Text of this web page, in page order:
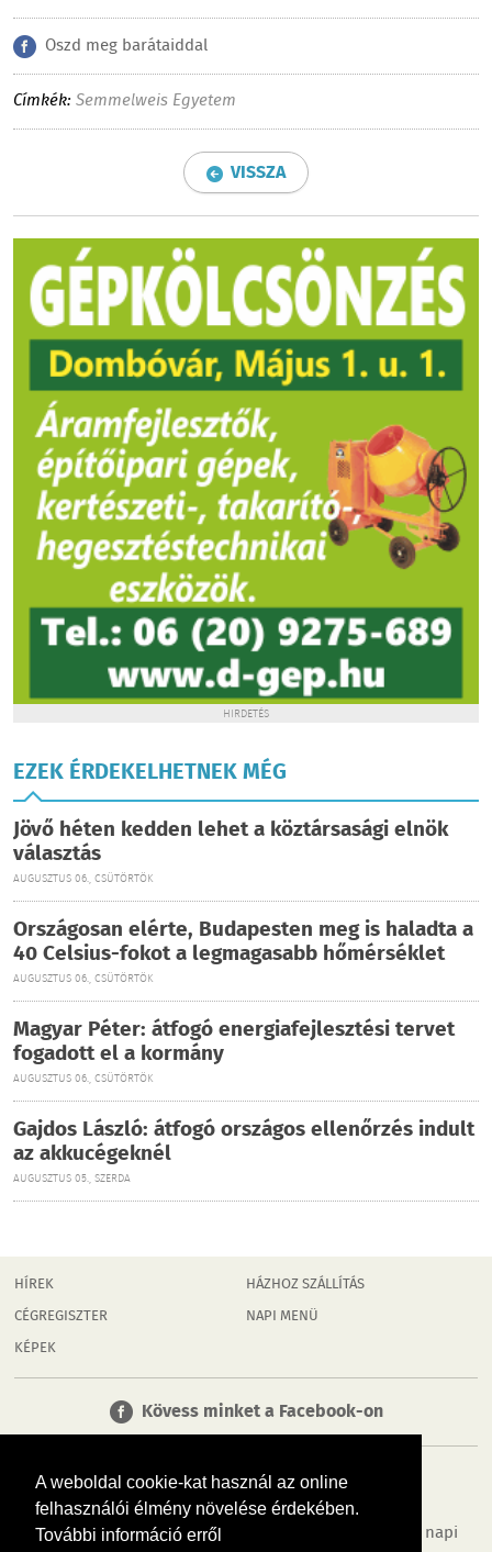
A weboldal cookie-kat használ az online
felhasználói élmény növelése érdekében.
További információ erről
Oszd meg barátaiddal
Címkék: Semmelweis Egyetem
VISSZA
HIRDETÉS
EZEK ÉRDEKELHETNEK MÉG
Jövő héten kedden lehet a köztársasági elnök
választás
AUGUSZTUS 06., CSÜTÖRTÖK
Országosan elérte, Budapesten meg is haladta a
40 Celsius-fokot a legmagasabb hőmérséklet
AUGUSZTUS 06., CSÜTÖRTÖK
Magyar Péter: átfogó energiafejlesztési tervet
fogadott el a kormány
AUGUSZTUS 06., CSÜTÖRTÖK
Gajdos László: átfogó országos ellenőrzés indult
az akkucégeknél
AUGUSZTUS 05., SZERDA
HÍREK
CÉGREGISZTER
KÉPEK
HÁZHOZ SZÁLLÍTÁS
NAPI MENÜ
Kövess minket a Facebook-on
Tudj meg többet városodról! Hírek, programok, képek, napi